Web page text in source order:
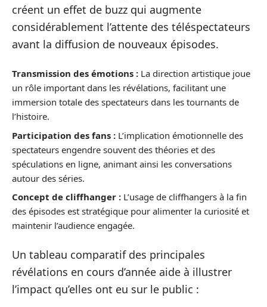
créent un effet de buzz qui augmente
considérablement l’attente des téléspectateurs
avant la diffusion de nouveaux épisodes.
Transmission des émotions : La direction artistique joue
un rôle important dans les révélations, facilitant une
immersion totale des spectateurs dans les tournants de
l’histoire.
Participation des fans : L’implication émotionnelle des
spectateurs engendre souvent des théories et des
spéculations en ligne, animant ainsi les conversations
autour des séries.
Concept de cliffhanger : L’usage de cliffhangers à la fin
des épisodes est stratégique pour alimenter la curiosité et
maintenir l’audience engagée.
Un tableau comparatif des principales
révélations en cours d’année aide à illustrer
l’impact qu’elles ont eu sur le public :